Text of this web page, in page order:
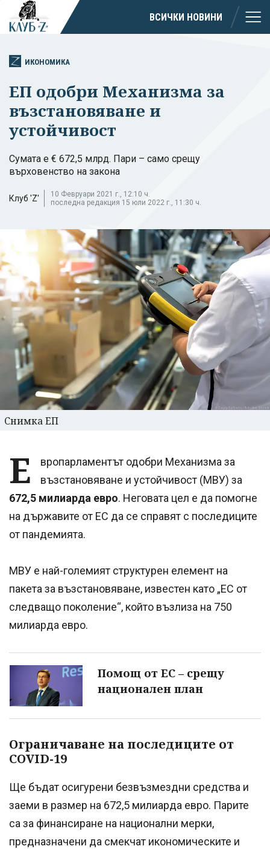
ВСИЧКИ НОВИНИ
ИКОНОМИКА
ЕП одобри Механизма за
възстановяване и
устойчивост
Сумата е € 672,5 млрд. Пари – само срещу
върховенство на закона
Клуб 'Z'
10 Февруари 2021 г., 12:10 ч.
последна редакция 15 юли 2022 г., 11:30 ч.
Снимка ЕП
Е
вропарламентът одобри Механизма за
възстановяване и устойчивост (МВУ) за
672,5 милиарда евро. Неговата цел е да помогне
на държавите от ЕС да се справят с последиците
от пандемията.
МВУ е най-големият структурен елемент на
пакета за възстановяване, известен като „ЕС от
следващо поколение“, който възлиза на 750
милиарда евро.
Помощ от ЕС – срещу
национален план
Ограничаване на последиците от
COVID-19
Ще бъдат осигурени безвъзмездни средства и
заеми в размер на 672,5 милиарда евро. Парите
са за финансиране на национални мерки,
предназначени да смекчат икономическите и